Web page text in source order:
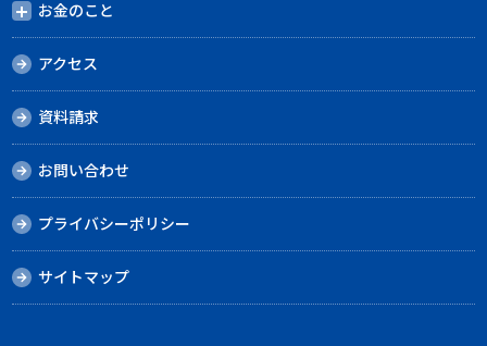
お金のこと
アクセス
資料請求
お問い合わせ
プライバシーポリシー
サイトマップ